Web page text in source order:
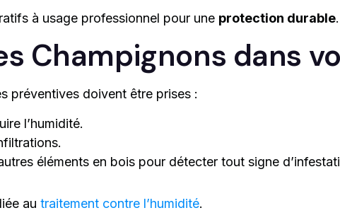
à usage professionnel pour une protection durable.
Champignons dans
préventives doivent être prises :
l’humidité.
éléments en bois pour détecter tout signe
au traitement contre l’humidité.